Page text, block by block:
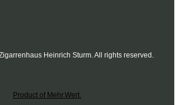
Heinrich Sturm. All rights reserved.
Product of Mehr.Wert.